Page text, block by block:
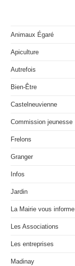
Animaux Égaré
Apiculture
Autrefois
Bien-Être
Castelneuvienne
Commission jeunesse
Frelons
Granger
Infos
Jardin
La Mairie vous informe
Les Associations
Les entreprises
Madinay